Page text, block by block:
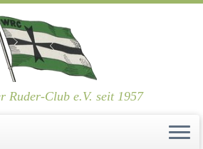
Ruder-Club e.V. seit 1957